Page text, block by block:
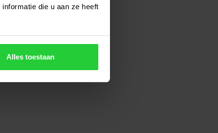
die u aan ze heeft
Alles toestaan